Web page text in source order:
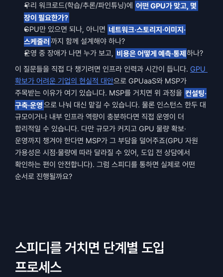
우리 워크로드(학습/추론/파인튜닝)에 어떤 GPU가 맞고, 몇
장이 필요한가?
GPU만 있으면 되나, 아니면 네트워크·스토리지·이미지·
스케줄러까지 함께 설계해야 하나?
운영 중 장애가 나면 누가 보고, 비용은 어떻게 예측·통제하나?
이 질문들을 직접 다 챙기려면 인프라 인력과 시간이 듭니다. GPU
확보가 어려운 기업의 현실적 대안으로 GPUaaS와 MSP가
주목받는 이유가 여기 있습니다. MSP를 거치면 위 과정을 컨설팅·
구축·운영으로 나눠 대신 맡길 수 있습니다. 물론 인스턴스 한두 대
규모이거나 내부 인프라 역량이 충분하다면 직접 운영이 더
합리적일 수 있습니다. 다만 규모가 커지고 GPU 물량 확보·
운영까지 챙겨야 한다면 MSP가 그 부담을 덜어주죠(GPU 자원
가용성은 시점·물량에 따라 달라질 수 있어, 도입 전 상담에서
확인하는 편이 안전합니다). 그럼 스피디를 통하면 실제로 어떤
순서로 진행될까요?
스피디를 거치면 단계별 도입
프로세스